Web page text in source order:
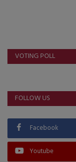
સ્વાસ્થ્ય
VOTING POLL
FOLLOW US
Facebook
Youtube